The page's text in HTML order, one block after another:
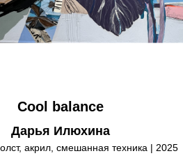
Cool balance
Дарья Илюхина
акрил, смешанная техника | 2025